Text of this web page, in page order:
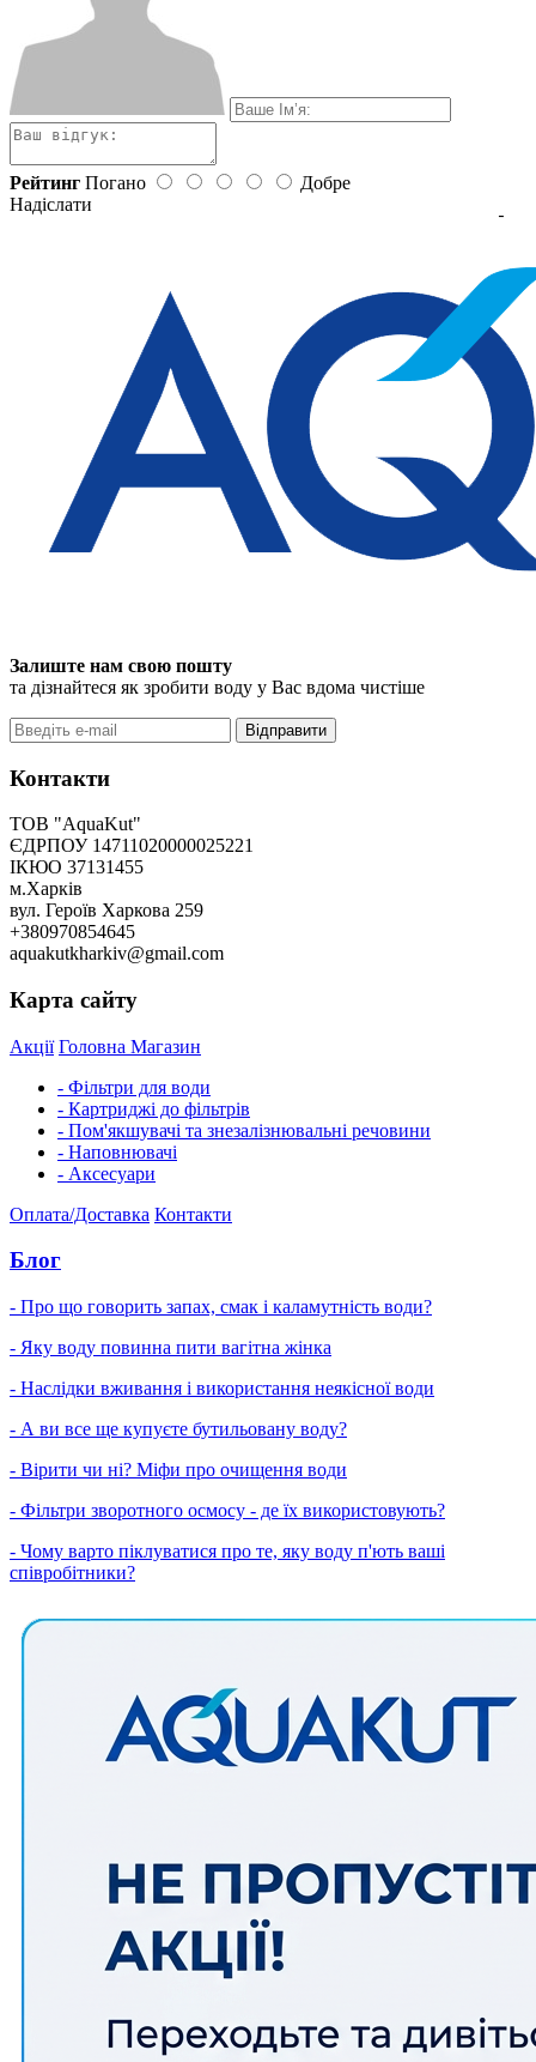
Рейтинг Погано
Добре
Надіслати
Залиште нам свою пошту
та дізнайтеся як зробити воду у Вас вдома чистіше
Відправити
Контакти
ТОВ "AquaKut"
ЄДРПОУ 14711020000025221
ІКЮО 37131455
м.Харків
вул. Героїв Харкова 259
+380970854645
aquakutkharkiv@gmail.com
Карта сайту
Акції Головна Магазин
- Фільтри для води
- Картриджі до фільтрів
- Пом'якшувачі та знезалізнювальні речовини
- Наповнювачі
- Аксесуари
Оплата/Доставка Контакти
Блог
- Про що говорить запах, смак і каламутність води?
- Яку воду повинна пити вагітна жінка
- Наслідки вживання і використання неякісної води
- А ви все ще купуєте бутильовану воду?
- Вірити чи ні? Міфи про очищення води
- Фільтри зворотного осмосу - де їх використовують?
- Чому варто піклуватися про те, яку воду п'ють ваші
співробітники?